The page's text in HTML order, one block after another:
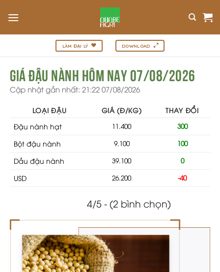
qua
nội
dung
LÀM ĐẠI LÝ DOWNLOAD
Giá đậu nành hôm nay 07/08/2026
Cập nhật gần nhất: 21:22 07/08/2026
LOẠI ĐẬU GIÁ (Đ/KG) THAY ĐỔI
Đậu nành hạt 11.400 300
Bột đậu nành 9.100 100
Dầu đậu nành 39.100 0
USD 26.200 -40
4/5 - (2 bình chọn)